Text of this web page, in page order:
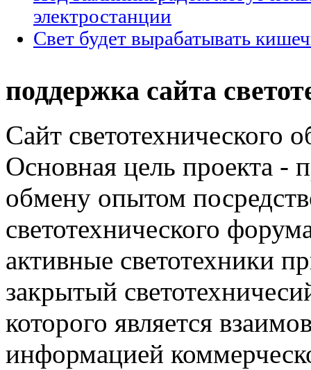
электростанции
Свет будет вырабатывать
поддержка сайта
Сайт светотехнического
Основная цель проекта -
обмену опытом
светотехнического
активные светотехники
закрытый
которого является
информацией